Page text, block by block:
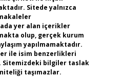
Sitede yalnızca
yer alan içerikler
olup, gerçek kurum
yapılmamaktadır.
ile isim benzerlikleri
Sitemizdeki bilgiler taslak
taşımazlar.